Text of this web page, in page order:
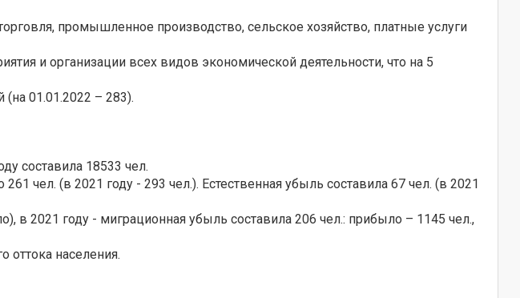
промышленное производство, сельское хозяйство, платные услуги
и организации всех видов экономической деятельности, что на 5
01.01.2022 – 283).
составила 18533 чел.
чел. (в 2021 году - 293 чел.). Естественная убыль составила 67 чел. (в 2021
в 2021 году - миграционная убыль составила 206 чел.: прибыло – 1145 чел.,
оттока населения.